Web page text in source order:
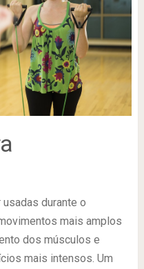
durante o
mais amplos
dos músculos e
mais intensos. Um